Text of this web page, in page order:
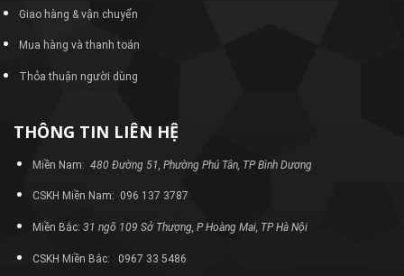
Giao hàng & vận chuyển
Mua hàng và thanh toán
Thỏa thuận người dùng
THÔNG TIN LIÊN HỆ
Miền Nam: 480 Đường 51, Phường Phú Tân, TP Bình Dương
CSKH Miền Nam: 096 137 3787
Miền Bắc: 31 ngõ 109 Sở Thượng, P Hoàng Mai, TP Hà Nội
CSKH Miền Bắc: 0967 33 5486